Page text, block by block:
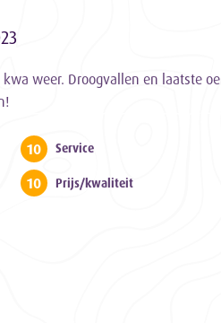
weer. Droogvallen en laatste
10 Service
10 Prijs/kwaliteit